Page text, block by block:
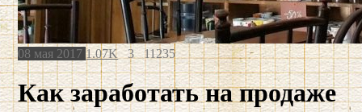
08 мая 20171.07K 311235
Как заработать на продаже